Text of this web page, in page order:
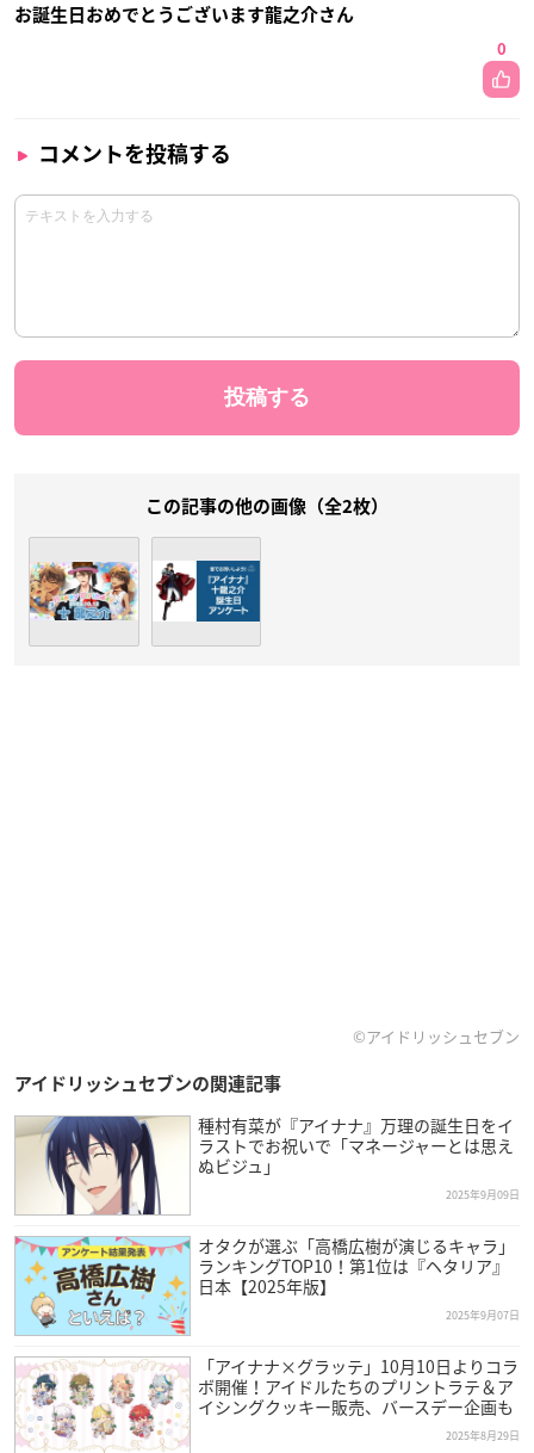
お誕生日おめでとうございます龍之介さん
0
コメントを投稿する
この記事の他の画像（全2枚）
©アイドリッシュセブン
アイドリッシュセブンの関連記事
種村有菜が『アイナナ』万理の誕生日をイ
ラストでお祝いで「マネージャーとは思え
ぬビジュ」
2025年9月09日
オタクが選ぶ「高橋広樹が演じるキャラ」
ランキングTOP10！第1位は『ヘタリア』
日本【2025年版】
2025年9月07日
「アイナナ×グラッテ」10月10日よりコラ
ボ開催！アイドルたちのプリントラテ＆ア
イシングクッキー販売、バースデー企画も
2025年8月29日